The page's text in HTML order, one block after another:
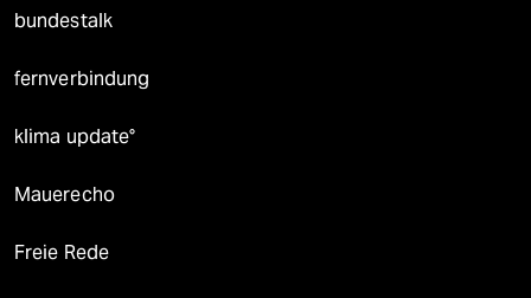
bundestalk
fernverbindung
klima update°
Mauerecho
Freie Rede